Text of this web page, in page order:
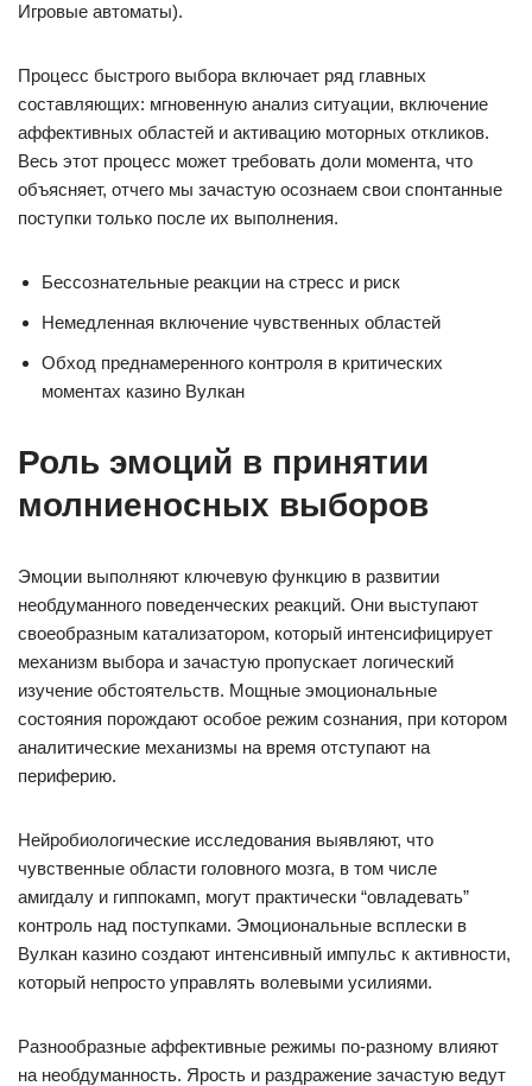
Игровые автоматы).
Процесс быстрого выбора включает ряд главных
составляющих: мгновенную анализ ситуации, включение
аффективных областей и активацию моторных откликов.
Весь этот процесс может требовать доли момента, что
объясняет, отчего мы зачастую осознаем свои спонтанные
поступки только после их выполнения.
Бессознательные реакции на стресс и риск
Немедленная включение чувственных областей
Обход преднамеренного контроля в критических
моментах казино Вулкан
Роль эмоций в принятии
молниеносных выборов
Эмоции выполняют ключевую функцию в развитии
необдуманного поведенческих реакций. Они выступают
своеобразным катализатором, который интенсифицирует
механизм выбора и зачастую пропускает логический
изучение обстоятельств. Мощные эмоциональные
состояния порождают особое режим сознания, при котором
аналитические механизмы на время отступают на
периферию.
Нейробиологические исследования выявляют, что
чувственные области головного мозга, в том числе
амигдалу и гиппокамп, могут практически “овладевать”
контроль над поступками. Эмоциональные всплески в
Вулкан казино создают интенсивный импульс к активности,
который непросто управлять волевыми усилиями.
Разнообразные аффективные режимы по-разному влияют
на необдуманность. Ярость и раздражение зачастую ведут